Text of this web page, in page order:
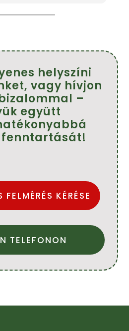
helyszíni
vagy hívjon
–
együtt
KÉRÉSE
TELEFONON